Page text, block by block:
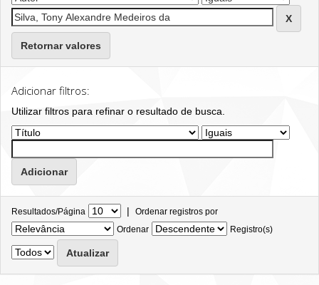
Retornar valores
Adicionar filtros:
Utilizar filtros para refinar o resultado de busca.
Resultados/Página | Ordenar registros por
Ordenar
Registro(s)